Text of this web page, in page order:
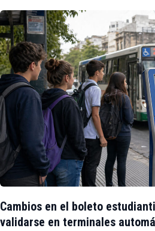
Cambios en el boleto
validarse en terminales